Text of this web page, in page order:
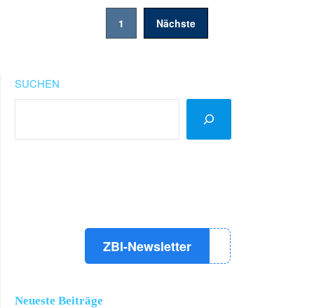
Seitennummerierung
1 Nächste
SUCHEN
ZBI-Newsletter
Neueste Beiträge